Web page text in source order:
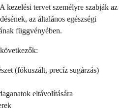
kezelési tervet személyre szabják az
az általános egészségi
függvényében.
(fókuszált, precíz sugárzás)
eltávolítására